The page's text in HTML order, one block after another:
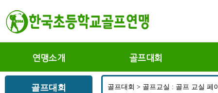
연맹소개 골프대회
골프대회 골프대회 > 골프교실 : 골프 교실 페